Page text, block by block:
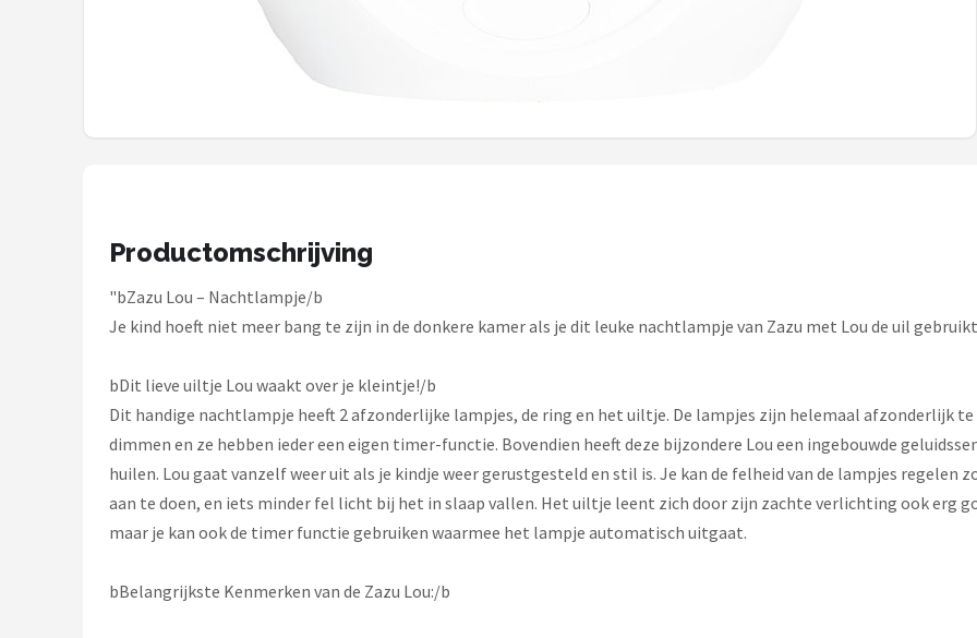
Alle merken →
Productomschrijving
"bZazu Lou – Nachtlampje/b
Je kind hoeft niet meer bang te zijn in de donkere kamer als je dit leuke nachtlampje van Zazu met Lou de uil
bDit lieve uiltje Lou waakt over je kleintje!/b
Dit handige nachtlampje heeft 2 afzonderlijke lampjes, de ring en het uiltje. De lampjes zijn helemaal afzonderlijk
dimmen en ze hebben ieder een eigen timer-functie. Bovendien heeft deze bijzondere Lou een ingebouwde
huilen. Lou gaat vanzelf weer uit als je kindje weer gerustgesteld en stil is. Je kan de felheid van de lampjes regelen
aan te doen, en iets minder fel licht bij het in slaap vallen. Het uiltje leent zich door zijn zachte verlichting ook erg
maar je kan ook de timer functie gebruiken waarmee het lampje automatisch uitgaat.
bBelangrijkste Kenmerken van de Zazu Lou:/b